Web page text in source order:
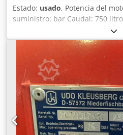
Estado: usado, Potencia del
suministro: bar Caudal: 750
Horas de funcionamiento:
de fabricación: 20 Chodezdca
técnicos son información
o el operador y, por lo tanto,
nosotros. Nos reservamos el
intermedia; solo se aplicarán
generales de negocio y de
400 máquinas propias en
m² de espacio de
70 toneladas. Más de 10.000